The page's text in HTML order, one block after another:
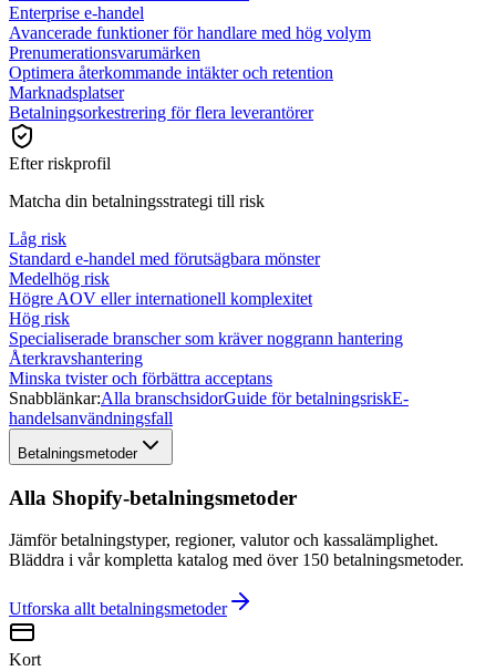
Enterprise e-handel
Avancerade funktioner för handlare med hög volym
Prenumerationsvarumärken
Optimera återkommande intäkter och retention
Marknadsplatser
Betalningsorkestrering för flera leverantörer
Efter riskprofil
Matcha din betalningsstrategi till risk
Låg risk
Standard e-handel med förutsägbara mönster
Medelhög risk
Högre AOV eller internationell komplexitet
Hög risk
Specialiserade branscher som kräver noggrann hantering
Återkravshantering
Minska tvister och förbättra acceptans
Snabblänkar:Alla branschsidorGuide för betalningsriskE-
handelsanvändningsfall
Betalningsmetoder
Alla Shopify-betalningsmetoder
Jämför betalningstyper, regioner, valutor och kassalämplighet.
Bläddra i vår kompletta katalog med över 150 betalningsmetoder.
Utforska allt betalningsmetoder
Kort